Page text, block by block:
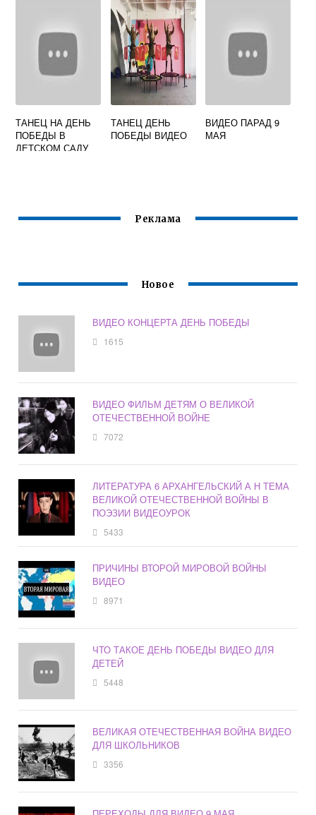
ОТЕЧЕСТВЕННОЙ
ВОЙНЫ ВИДЕО
ТАНЕЦ НА ДЕНЬ
ПОБЕДЫ В
ДЕТСКОМ САДУ
ТАНЕЦ ДЕНЬ
ПОБЕДЫ ВИДЕО
ВИДЕО ПАРАД 9
МАЯ
Реклама
Новое
ВИДЕО КОНЦЕРТА ДЕНЬ ПОБЕДЫ
1615
ВИДЕО ФИЛЬМ ДЕТЯМ О ВЕЛИКОЙ
ОТЕЧЕСТВЕННОЙ ВОЙНЕ
7072
ЛИТЕРАТУРА 6 АРХАНГЕЛЬСКИЙ А Н ТЕМА
ВЕЛИКОЙ ОТЕЧЕСТВЕННОЙ ВОЙНЫ В
ПОЭЗИИ ВИДЕОУРОК
5433
ПРИЧИНЫ ВТОРОЙ МИРОВОЙ ВОЙНЫ
ВИДЕО
8971
ЧТО ТАКОЕ ДЕНЬ ПОБЕДЫ ВИДЕО ДЛЯ
ДЕТЕЙ
5448
ВЕЛИКАЯ ОТЕЧЕСТВЕННАЯ ВОЙНА ВИДЕО
ДЛЯ ШКОЛЬНИКОВ
3356